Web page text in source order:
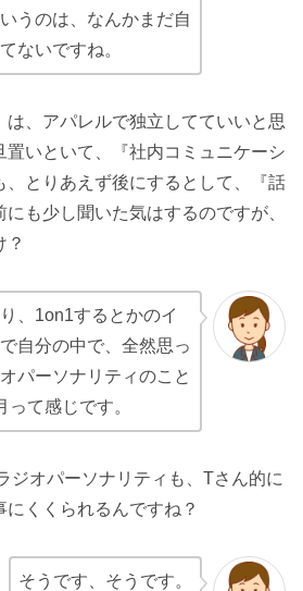
うのは、なんかまだ自
ないですね。
は、アパレルで独立してていいと思
置いといて、『社内コミュニケーシ
、とりあえず後にするとして、『話
も少し聞いた気はするのですが、
？
、1on1するとかのイ
自分の中で、全然思っ
パーソナリティのこと
て感じです。
ジオパーソナリティも、Tさん的に
くくられるんですね？
そうです、そうです。